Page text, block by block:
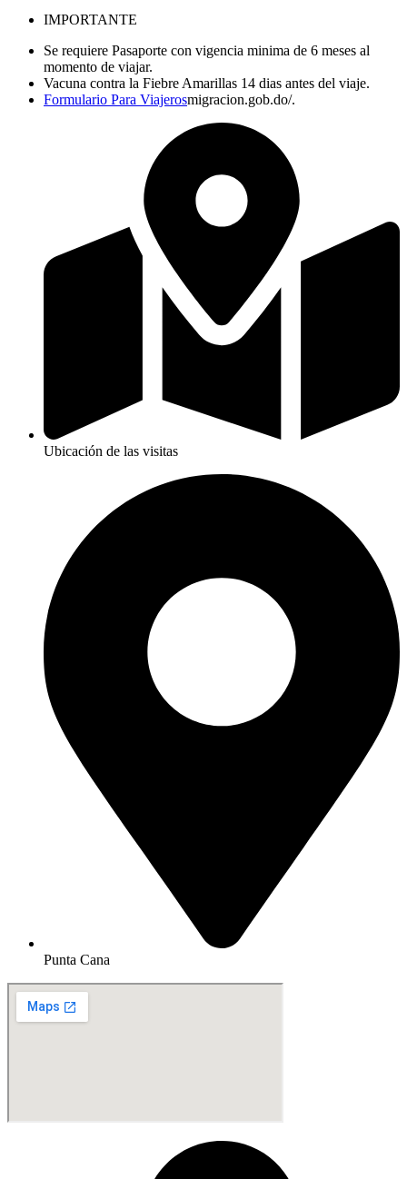
IMPORTANTE
Se requiere Pasaporte con vigencia minima de 6 meses al
momento de viajar.
Vacuna contra la Fiebre Amarillas 14 dias antes del viaje.
Formulario Para Viajerosmigracion.gob.do/.
Ubicación de las visitas
Punta Cana